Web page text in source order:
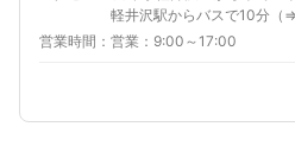
軽井沢駅からバスで10分（
営業時間
営業：9:00～17:00